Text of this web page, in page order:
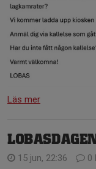
Läs mer
15 jun, 22:36 0